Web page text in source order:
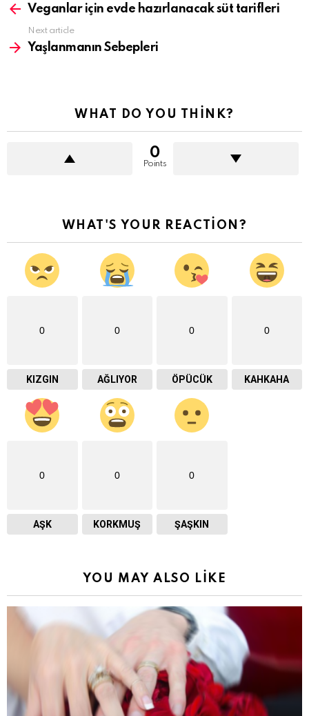
moreVeganlar için evde hazırlanacak süt tarifleri
Next article
Yaşlanmanın Sebepleri
WHAT DO YOU THINK?
0
Points
WHAT'S YOUR REACTION?
0
KIZGIN
0
AĞLIYOR
0
ÖPÜCÜK
0
KAHKAHA
0
AŞK
0
KORKMUŞ
0
ŞAŞKIN
YOU MAY ALSO LIKE